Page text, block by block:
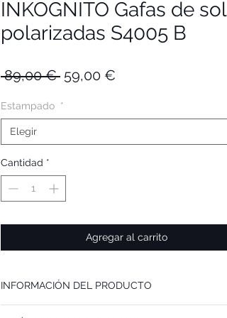
INKOGNITO Gafas de sol
polarizadas S4005 B
89,00 € Precio
59,00 €
Estampado *
Elegir
Cantidad *
Agregar al carrito
INFORMACIÓN DEL PRODUCTO